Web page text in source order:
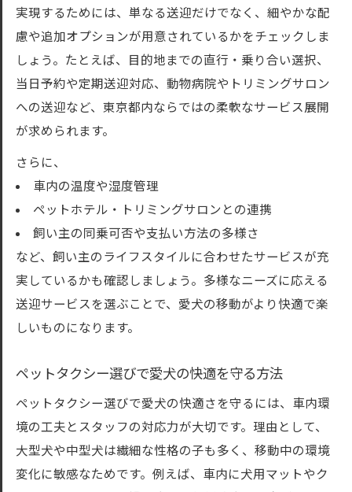
実現するためには、単なる送迎だけでなく、細やかな配
慮や追加オプションが用意されているかをチェックしま
しょう。たとえば、目的地までの直行・乗り合い選択、
当日予約や定期送迎対応、動物病院やトリミングサロン
への送迎など、東京都内ならではの柔軟なサービス展開
が求められます。
さらに、
車内の温度や湿度管理
ペットホテル・トリミングサロンとの連携
飼い主の同乗可否や支払い方法の多様さ
など、飼い主のライフスタイルに合わせたサービスが充
実しているかも確認しましょう。多様なニーズに応える
送迎サービスを選ぶことで、愛犬の移動がより快適で楽
しいものになります。
ペットタクシー選びで愛犬の快適を守る方法
ペットタクシー選びで愛犬の快適さを守るには、車内環
境の工夫とスタッフの対応力が大切です。理由として、
大型犬や中型犬は繊細な性格の子も多く、移動中の環境
変化に敏感なためです。例えば、車内に犬用マットやク